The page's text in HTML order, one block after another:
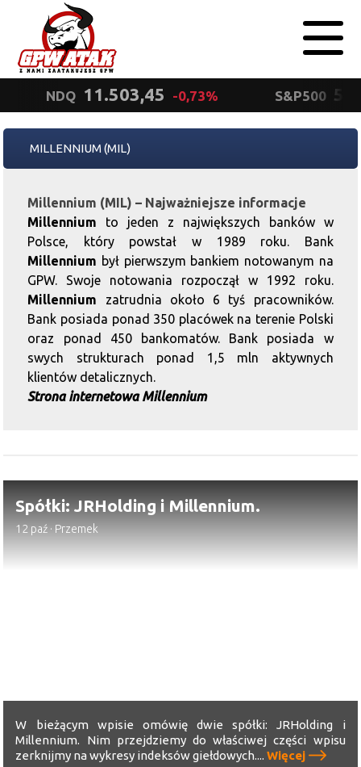
NDQ 11.503,45 -0,73% S&P500
MILLENNIUM (MIL)
Millennium (MIL) – Najważniejsze informacje
Millennium to jeden z największych banków w
Polsce, który powstał w 1989 roku. Bank
Millennium był pierwszym bankiem notowanym na
GPW. Swoje notowania rozpoczął w 1992 roku.
Millennium zatrudnia około 6 tyś pracowników.
Bank posiada ponad 350 placówek na terenie Polski
oraz ponad 450 bankomatów. Bank posiada w
swych strukturach ponad 1,5 mln aktywnych
klientów detalicznych.
Strona internetowa Millennium
Spółki: JRHolding i Millennium.
12 paź · Przemek
W bieżącym wpisie omówię dwie spółki: JRHolding i
Millennium. Nim przejdziemy do właściwej części wpisu
zerknijmy na wykresy indeksów giełdowych....Więcej
Wyrażam zgodę.